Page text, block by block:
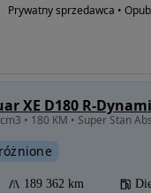
Prywatny sprzedawca •
XE D180 R-
• 180 KM • Super Stan
189 362 km